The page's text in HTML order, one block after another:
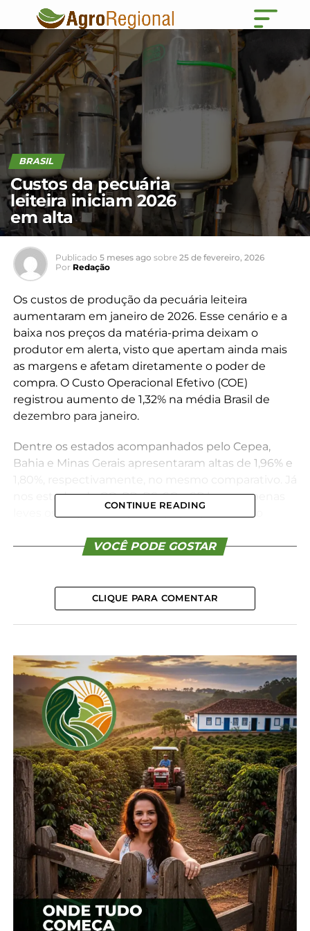
BRASIL
Custos da pecuária
leiteira iniciam 2026
em alta
Publicado 5 meses ago sobre 25 de fevereiro, 2026
Por Redação
Os custos de produção da pecuária leiteira
aumentaram em janeiro de 2026. Esse cenário e a
baixa nos preços da matéria-prima deixam o
produtor em alerta, visto que apertam ainda mais
as margens e afetam diretamente o poder de
compra. O Custo Operacional Efetivo (COE)
registrou aumento de 1,32% na média Brasil de
dezembro para janeiro.
Dentre os estados acompanhados pelo Cepea,
Bahia e Minas Gerais apresentaram altas de 1,96% e
nos estados de GO, PR, RS, SC e SP houve apenas
leves oscilações. Em janeiro, o preço do milho
enquanto a soja teve desvalorização ainda mais
Mesmo com essa redução nas principais matérias-
primas da ração, o preço do concentrado nas lojas
destaque para Minas Gerais, onde a alta foi de 1,54%.
Isso aconteceu porque os aumentos nos preços
das matérias-primas no último trimestre de 2025
ainda estão refletindo nos preços praticados no
balcão neste início de ano.
No grupo de suplementos minerais e protéicos, os
preços ficaram praticamente estáveis em janeiro,
com leve baixa de 0,28% na média Brasil. Bahia,
Santa Catarina e São Paulo registraram pequenas
altas, enquanto Minas Gerais apresentou queda.
Goiás, Paraná e Rio Grande do Sul mantiveram
estabilidade.
Quanto aos insumos agrícolas, adubos e corretivos
apresentaram valorização de 1,37%, enquanto os
valores dos defensivos permaneceram estáveis. As
CONTINUE READING
VOCÊ PODE GOSTAR
CLIQUE PARA COMENTAR